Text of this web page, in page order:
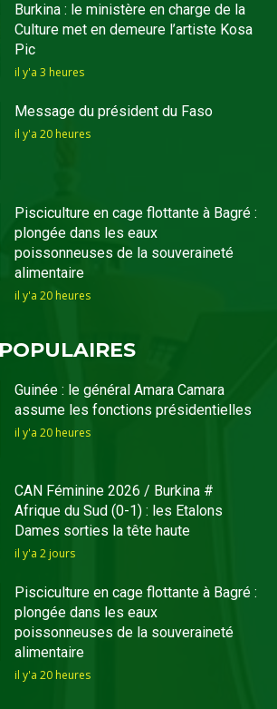
Burkina : le ministère en charge de la
Culture met en demeure l’artiste Kosa
Pic
il y'a 3 heures
Message du président du Faso
il y'a 20 heures
Pisciculture en cage flottante à Bagré :
plongée dans les eaux
poissonneuses de la souveraineté
alimentaire
il y'a 20 heures
Guinée : le général Amara Camara
assume les fonctions présidentielles
il y'a 20 heures
CAN Féminine 2026 / Burkina #
Afrique du Sud (0-1) : les Etalons
Dames sorties la tête haute
il y'a 2 jours
Pisciculture en cage flottante à Bagré :
plongée dans les eaux
poissonneuses de la souveraineté
alimentaire
il y'a 20 heures